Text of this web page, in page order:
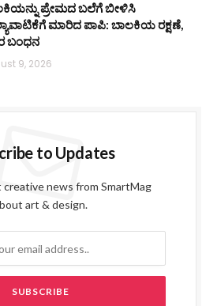
ಪ್ರೇಮದ ಬಲೆಗೆ ಬೀಳಿಸಿ
ಮಾರಿದ ಪಾಪಿ: ಬಾಲಕಿಯ ರಕ್ಷಣೆ,
ಬಂಧನ
9, 2026
to Updates
news from SmartMag
art & design.